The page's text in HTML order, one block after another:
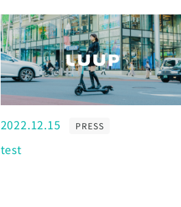
2022.12.15 PRESS
test